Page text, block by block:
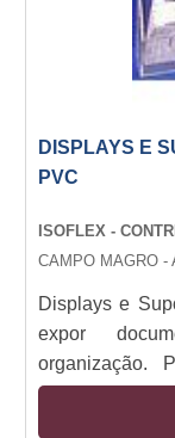
DISPLAYS E
PVC
ISOFLEX -
CAMPO MAGRO -
Displays e
expor
organização.
coladas, nas
Displays e